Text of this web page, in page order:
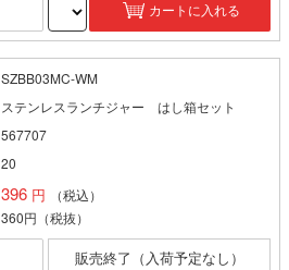
カートに入れる
SZBB03MC-WM
ステンレスランチジャー はし箱セット
567707
20
396
（税込）
360円 （税抜）
販売終了（入荷予定なし）